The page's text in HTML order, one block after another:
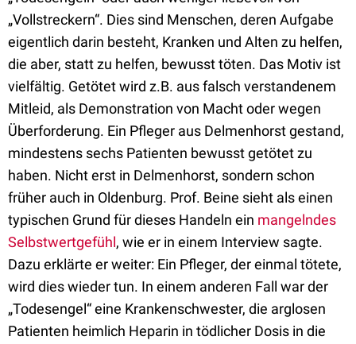
„Vollstreckern“. Dies sind Menschen, deren Aufgabe
eigentlich darin besteht, Kranken und Alten zu helfen,
die aber, statt zu helfen, bewusst töten. Das Motiv ist
vielfältig. Getötet wird z.B. aus falsch verstandenem
Mitleid, als Demonstration von Macht oder wegen
Überforderung. Ein Pfleger aus Delmenhorst gestand,
mindestens sechs Patienten bewusst getötet zu
haben. Nicht erst in Delmenhorst, sondern schon
früher auch in Oldenburg. Prof. Beine sieht als einen
typischen Grund für dieses Handeln ein mangelndes
Selbstwertgefühl, wie er in einem Interview sagte.
Dazu erklärte er weiter: Ein Pfleger, der einmal tötete,
wird dies wieder tun. In einem anderen Fall war der
„Todesengel“ eine Krankenschwester, die arglosen
Patienten heimlich Heparin in tödlicher Dosis in die